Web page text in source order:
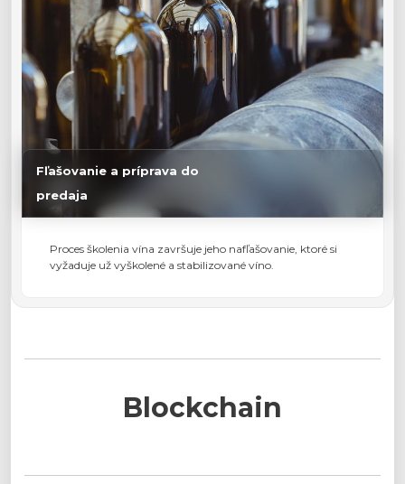
Fľašovanie a príprava do
predaja
Proces školenia vína završuje jeho nafľašovanie, ktoré si
vyžaduje už vyškolené a stabilizované víno.
Blockchain